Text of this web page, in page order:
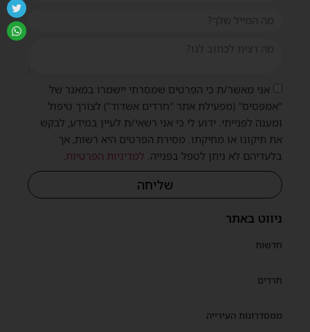
ניווט באתר
חדשות
חרדים
ממסדרונות העירייה
אני מאשר/ת כי הפרטים שמסרתי יישמרו במאגר של
"אמפסיס" (מפעילת אתר "חרדים אשדוד") לצורך טיפול
ומענה לפנייתי. ידוע לי כי אני רשאי/ת לעיין במידע, לבקש
את תיקונו או מחיקתו. מסירת הפרטים היא רשות, אך
בלעדיהם לא ניתן לטפל בפנייה. למדיניות הפרטיות
שליחה